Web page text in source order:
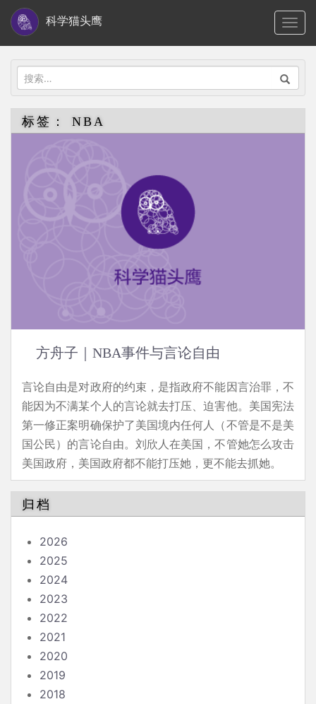
i
科学猫头鹰
搜
索：
标签： NBA
方舟子｜NBA事件与言论自由
言论自由是对政府的约束，是指政府不能因言治罪，不
能因为不满某个人的言论就去打压、迫害他。美国宪法
第一修正案明确保护了美国境内任何人（不管是不是美
国公民）的言论自由。刘欣人在美国，不管她怎么攻击
美国政府，美国政府都不能打压她，更不能去抓她。
归档
2026
2025
2024
2023
2022
2021
2020
2019
2018